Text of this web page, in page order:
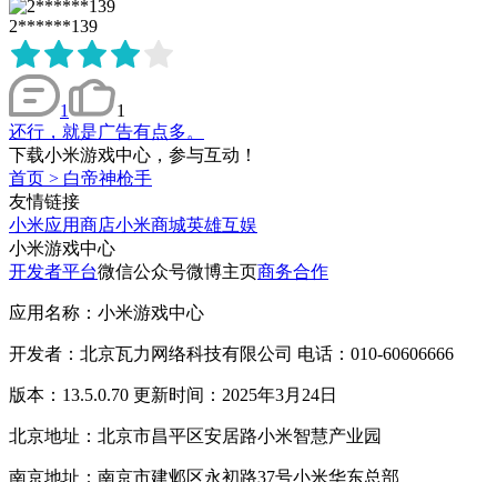
2******139
1
1
还行，就是广告有点多。
下载小米游戏中心，参与互动！
首页 > 白帝神枪手
友情链接
小米应用商店小米商城英雄互娱
小米游戏中心
开发者平台微信公众号微博主页商务合作
应用名称：小米游戏中心
开发者：北京瓦力网络科技有限公司 电话：010-60606666
版本：13.5.0.70 更新时间：2025年3月24日
北京地址：北京市昌平区安居路小米智慧产业园
南京地址：南京市建邺区永初路37号小米华东总部